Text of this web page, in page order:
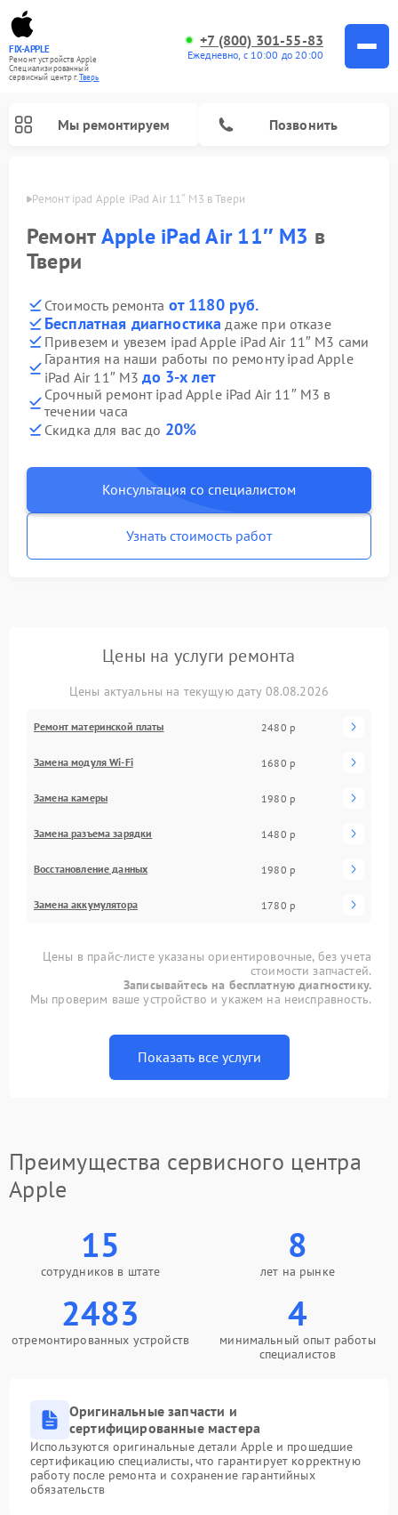
FIX-APPLE
Ремонт устройств Apple
Специализированный
cервисный центр г.Тверь
+7 (800) 301-55-83
Ежедневно, с 10:00 до 20:00
Мы ремонтируем Позвонить
Ремонт ipad Apple iPad Air 11″ M3 в Твери
РемонтApple iPad Air 11″ M3 в
Твери
Стоимость ремонта от 1180 руб.
Бесплатная диагностика даже при отказе
Привезем и увезем ipad Apple iPad Air 11″ M3 сами
Гарантия на наши работы по ремонту ipad Apple
iPad Air 11″ M3до 3-х лет
Срочный ремонт ipad Apple iPad Air 11″ M3 в
течении часа
Скидка для вас до 20%
Консультация со специалистом
Узнать стоимость работ
Цены на услуги ремонта
Цены актуальны на текущую дату 08.08.2026
Ремонт материнской платы 2480 р
Замена модуля Wi-Fi 1680 р
Замена камеры 1980 р
Замена разъема зарядки 1480 р
Восстановление данных 1980 р
Замена аккумулятора 1780 р
Цены в прайс-листе указаны ориентировочные, без учета
стоимости запчастей.
Записывайтесь на бесплатную диагностику.
Мы проверим ваше устройство и укажем на неисправность.
Показать все услуги
Преимущества сервисного центра
Apple
15
сотрудников в штате
8
лет на рынке
2483
отремонтированных устройств
4
минимальный опыт работы
специалистов
Оригинальные запчасти и
сертифицированные мастера
Используются оригинальные детали Apple и прошедшие
сертификацию специалисты, что гарантирует корректную
работу после ремонта и сохранение гарантийных
обязательств